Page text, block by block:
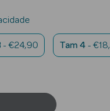
- €24,90 Tam 4 -